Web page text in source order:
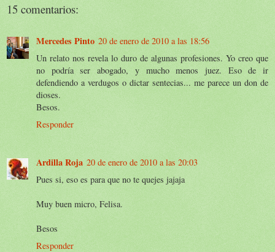
15 comentarios:
Mercedes Pinto 20 de enero de 2010 a las 18:56
Un relato nos revela lo duro de algunas profesiones. Yo creo que
no podría ser abogado, y mucho menos juez. Eso de ir
defendiendo a verdugos o dictar sentecias... me parece un don de
dioses.
Besos.
Responder
Ardilla Roja 20 de enero de 2010 a las 20:03
Pues si, eso es para que no te quejes jajaja
Muy buen micro, Felisa.
Besos
Responder